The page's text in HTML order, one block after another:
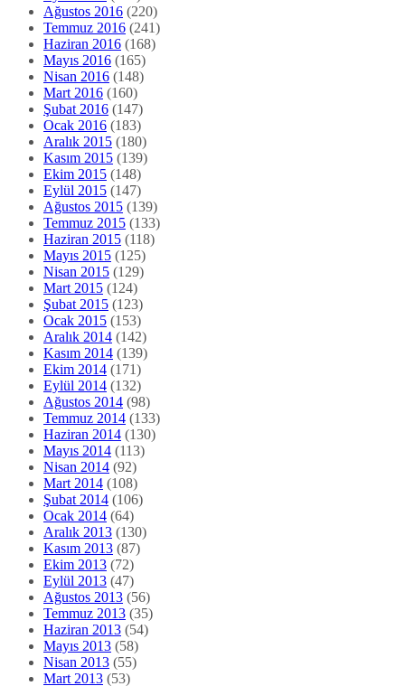
Aralık 2015(180)
Kasım 2015(139)
Ekim 2015(148)
Eylül 2015(147)
Ağustos 2015 (139)
Temmuz 2015(133)
Haziran 2015 (118)
Mayıs 2015(125)
Nisan 2015(129)
Mart 2015(124)
Şubat 2015(123)
Ocak 2015 (153)
Aralık 2014(142)
Kasım 2014(139)
Ekim 2014(171)
Eylül 2014(132)
Ağustos 2014 (98)
Temmuz 2014 (133)
Haziran 2014 (130)
Mayıs 2014(113)
Nisan 2014(92)
Mart 2014(108)
Şubat 2014(106)
Ocak 2014 (64)
Aralık 2013(130)
Kasım 2013(87)
Ekim 2013(72)
Eylül 2013(47)
Ağustos 2013(56)
Temmuz 2013(35)
Haziran 2013(54)
Mayıs 2013(58)
Nisan 2013(55)
Mart 2013(53)
Şubat 2013(47)
Ocak 2013 (49)
Aralık 2012(48)
Kasım 2012(52)
Ekim 2012(56)
Eylül 2012(52)
Ağustos 2012(60)
Temmuz 2012(40)